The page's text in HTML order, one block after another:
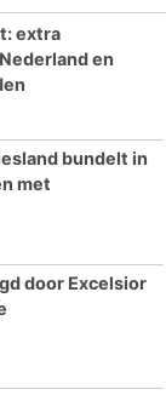
extra
en
bundelt in
met
door Excelsior